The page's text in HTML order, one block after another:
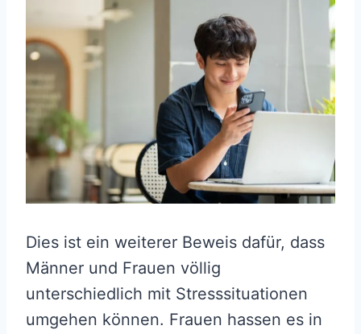
Dies ist ein weiterer Beweis dafür, dass
Männer und Frauen völlig
unterschiedlich mit Stresssituationen
umgehen können. Frauen hassen es in